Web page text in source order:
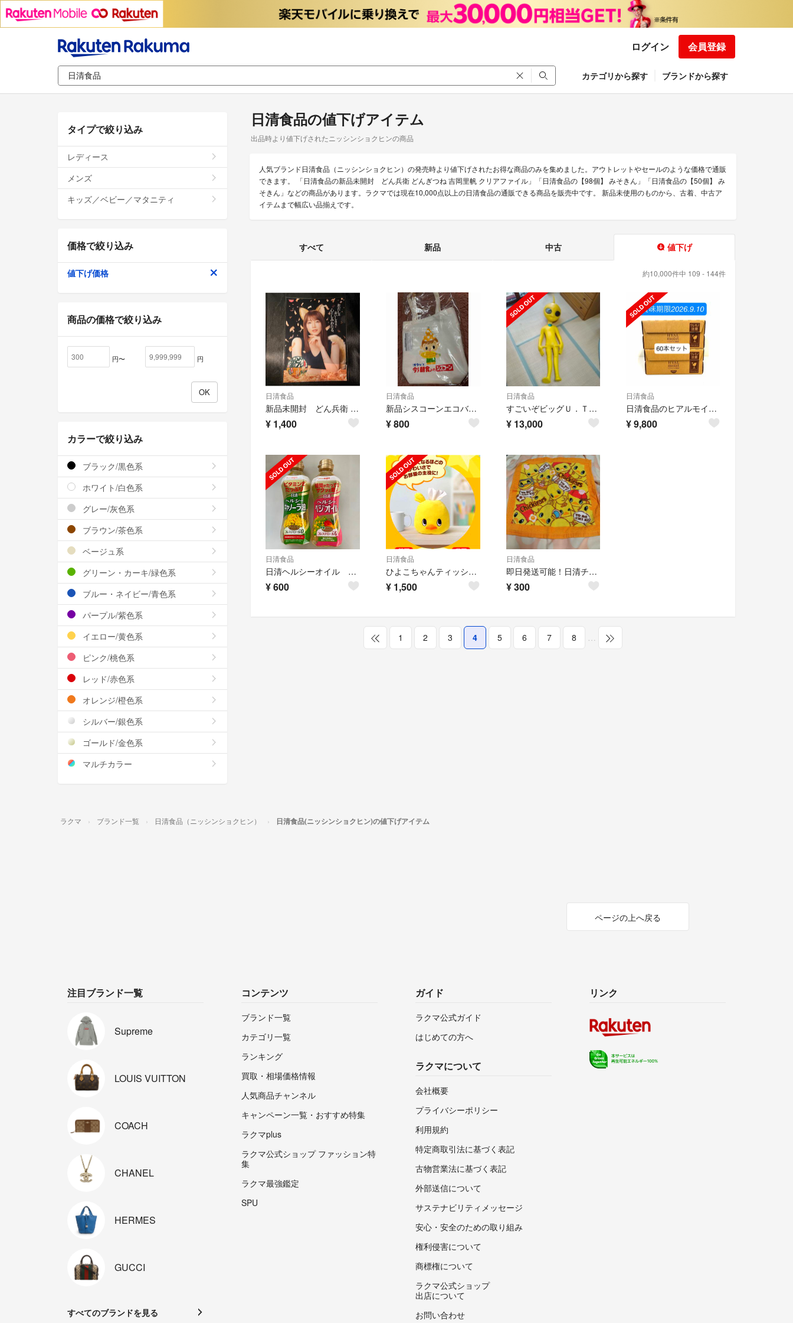
ログイン 会員登録
カテゴリから探す ブランドから探す
日清食品の値下げアイテム
出品時より値下げされたニッシンショクヒンの商品
人気ブランド日清食品（ニッシンショクヒン）の発売時より値下げされたお得な商品のみを集めました。アウトレットやセールのような価格で通販
できます。 「日清食品の新品未開封 どん兵衛 どんぎつね 吉岡里帆 クリアファイル」「日清食品の【98個】 みそきん」「日清食品の【50個】 み
そきん」などの商品があります。ラクマでは現在10,000点以上の日清食品の通販できる商品を販売中です。 新品未使用のものから、古着、中古ア
イテムまで幅広い品揃えです。
すべて 新品 中古 値下げ
約10,000件中 109 - 144件
日清食品
新品未開封 どん兵衛 どんぎつね 吉岡里帆 クリアファイル
¥ 1,400
日清食品
新品シスコーンエコバッグ当選品非売品
¥800
日清食品
すごいぞビッグＵ．Ｔ．130㎝等身大くねくねフィギュア
¥ 13,000
日清食品
日清食品のヒアルモイスト発酵液 60本セット
¥9,800
日清食品
日清ヘルシーオイル 緊急値下げ
¥600
日清食品
ひよこちゃんティッシュカバー 日清
¥ 1,500
日清食品
即日発送可能！日清チキンラーメン★バンドタオル
¥300
1 2 3 4 5 6 7 8 …
タイプで絞り込み
レディース
メンズ
キッズ／ベビー／マタニティ
価格で絞り込み
値下げ価格
商品の価格で絞り込み
円〜 円
カラーで絞り込み
ブラック/黒色系
ホワイト/白色系
グレー/灰色系
ブラウン/茶色系
ベージュ系
グリーン・カーキ/緑色系
ブルー・ネイビー/青色系
パープル/紫色系
イエロー/黄色系
ピンク/桃色系
レッド/赤色系
オレンジ/橙色系
シルバー/銀色系
ゴールド/金色系
マルチカラー
ラクマ ブランド一覧 日清食品（ニッシンショクヒン） 日清食品(ニッシンショクヒン)の値下げアイテム
ページの上へ戻る
注目ブランド一覧
Supreme
LOUIS VUITTON
COACH
CHANEL
HERMES
GUCCI
すべてのブランドを見る
コンテンツ
ブランド一覧
カテゴリ一覧
ランキング
買取・相場価格情報
人気商品チャンネル
キャンペーン一覧・おすすめ特集
ラクマplus
ラクマ公式ショップ ファッション特
集
ラクマ最強鑑定
SPU
ガイド
ラクマ公式ガイド
はじめての方へ
ラクマについて
会社概要
プライバシーポリシー
利用規約
特定商取引法に基づく表記
古物営業法に基づく表記
外部送信について
サステナビリティメッセージ
安心・安全のための取り組み
権利侵害について
商標権について
ラクマ公式ショップ
出店について
お問い合わせ
リンク